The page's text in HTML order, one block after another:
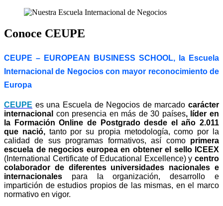
Conoce CEUPE
CEUPE – EUROPEAN BUSINESS SCHOOL, la Escuela
Internacional de Negocios con mayor reconocimiento de
Europa
CEUPE es una Escuela de Negocios de marcado carácter
internacional con presencia en más de 30 países, líder en
la Formación Online de Postgrado desde el año 2.011
que nació,tanto por su propia metodología, como por la
calidad de sus programas formativos, así como primera
escuela de negocios europea en obtener el sello ICEEX
(International Certificate of Educational Excellence) y centro
colaborador de diferentes universidades nacionales e
internacionales
para la organización, desarrollo e
impartición de estudios propios de las mismas, en el marco
normativo en vigor.